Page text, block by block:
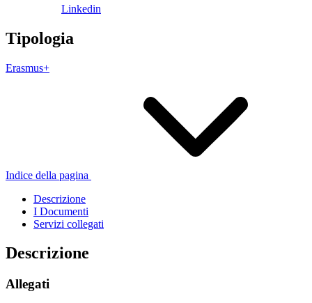
Linkedin
Tipologia
Erasmus+
Indice della pagina
Descrizione
I Documenti
Servizi collegati
Descrizione
Allegati